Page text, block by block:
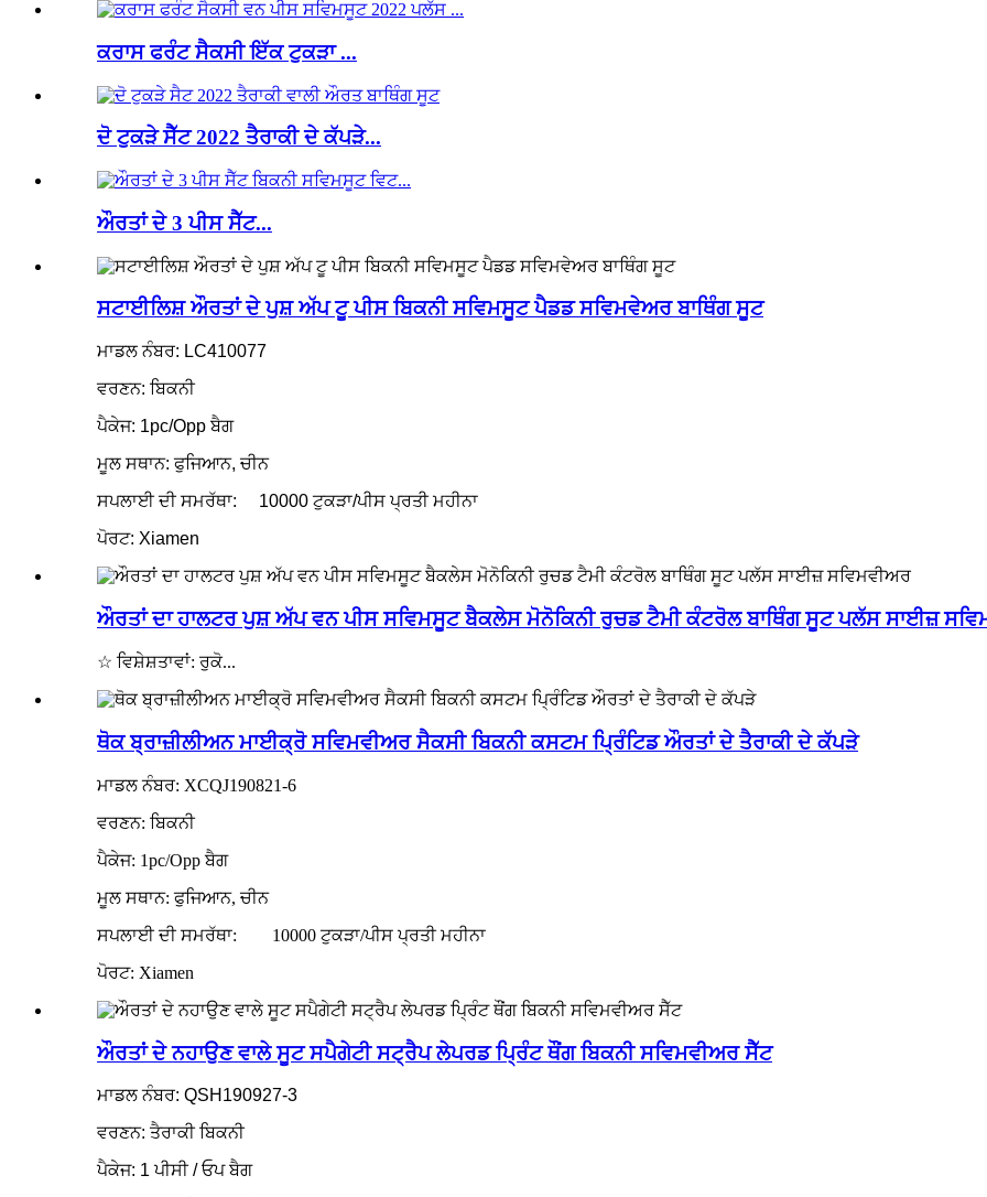
ਕਰਾਸ ਫਰੰਟ ਸੈਕਸੀ ਇੱਕ ਟੁਕੜਾ ...
ਦੋ ਟੁਕੜੇ ਸੈੱਟ 2022 ਤੈਰਾਕੀ ਦੇ ਕੱਪੜੇ...
ਔਰਤਾਂ ਦੇ 3 ਪੀਸ ਸੈੱਟ...
ਸਟਾਈਲਿਸ਼ ਔਰਤਾਂ ਦੇ ਪੁਸ਼ ਅੱਪ ਟੂ ਪੀਸ ਬਿਕਨੀ ਸਵਿਮਸੂਟ ਪੈਡਡ ਸਵਿਮਵੇਅਰ ਬਾਥਿੰਗ ਸੂਟ
ਮਾਡਲ ਨੰਬਰ: LC410077
ਵਰਣਨ: ਬਿਕਨੀ
ਪੈਕੇਜ: 1pc/Opp ਬੈਗ
ਮੂਲ ਸਥਾਨ: ਫੁਜਿਆਨ, ਚੀਨ
ਸਪਲਾਈ ਦੀ ਸਮਰੱਥਾ:
10000 ਟੁਕੜਾ/ਪੀਸ ਪ੍ਰਤੀ ਮਹੀਨਾ
ਪੋਰਟ: Xiamen
ਔਰਤਾਂ ਦਾ ਹਾਲਟਰ ਪੁਸ਼ ਅੱਪ ਵਨ ਪੀਸ ਸਵਿਮਸੂਟ ਬੈਕਲੇਸ ਮੋਨੋਕਿਨੀ ਰੁਚਡ ਟੈਮੀ ਕੰਟਰੋਲ ਬਾਥਿੰਗ ਸੂਟ ਪਲੱਸ ਸਾਈਜ਼
☆ ਵਿਸ਼ੇਸ਼ਤਾਵਾਂ: ਰੁਕੋ...
ਥੋਕ ਬ੍ਰਾਜ਼ੀਲੀਅਨ ਮਾਈਕ੍ਰੋ ਸਵਿਮਵੀਅਰ ਸੈਕਸੀ ਬਿਕਨੀ ਕਸਟਮ ਪ੍ਰਿੰਟਿਡ ਔਰਤਾਂ ਦੇ ਤੈਰਾਕੀ ਦੇ ਕੱਪੜੇ
ਮਾਡਲ ਨੰਬਰ: XCQJ190821-6
ਵਰਣਨ: ਬਿਕਨੀ
ਪੈਕੇਜ: 1pc/Opp ਬੈਗ
ਮੂਲ ਸਥਾਨ: ਫੁਜਿਆਨ, ਚੀਨ
ਸਪਲਾਈ ਦੀ ਸਮਰੱਥਾ:
10000 ਟੁਕੜਾ/ਪੀਸ ਪ੍ਰਤੀ ਮਹੀਨਾ
ਪੋਰਟ: Xiamen
ਔਰਤਾਂ ਦੇ ਨਹਾਉਣ ਵਾਲੇ ਸੂਟ ਸਪੈਗੇਟੀ ਸਟ੍ਰੈਪ ਲੇਪਰਡ ਪ੍ਰਿੰਟ ਥੌਂਗ ਬਿਕਨੀ ਸਵਿਮਵੀਅਰ ਸੈੱਟ
ਮਾਡਲ ਨੰਬਰ: QSH190927-3
ਵਰਣਨ: ਤੈਰਾਕੀ ਬਿਕਨੀ
ਪੈਕੇਜ: 1 ਪੀਸੀ / ਓਪ ਬੈਗ